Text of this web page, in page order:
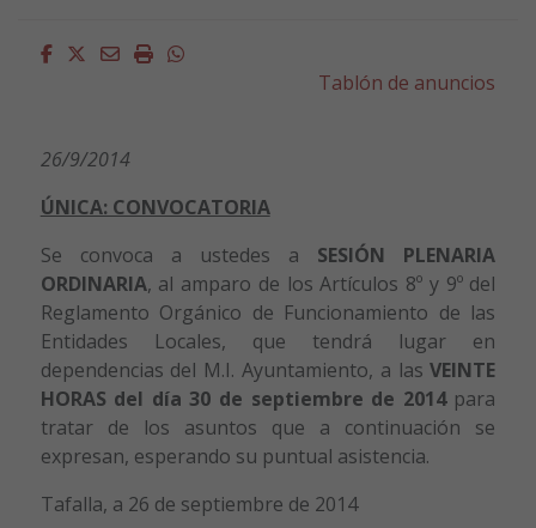
Facebook
Twitter
EmailImprimirWhatsapp
Tablón de anuncios
26/9/2014
ÚNICA: CONVOCATORIA
Se convoca a ustedes a SESIÓN PLENARIA
ORDINARIA, al amparo de los Artículos 8º y 9º del
Reglamento Orgánico de Funcionamiento de las
Entidades Locales, que tendrá lugar en
dependencias del M.I. Ayuntamiento, a lasVEINTE
HORAS del día 30 de septiembre de 2014para
tratar de los asuntos que a continuación se
expresan, esperando su puntual asistencia.
Tafalla, a 26 de septiembre de 2014